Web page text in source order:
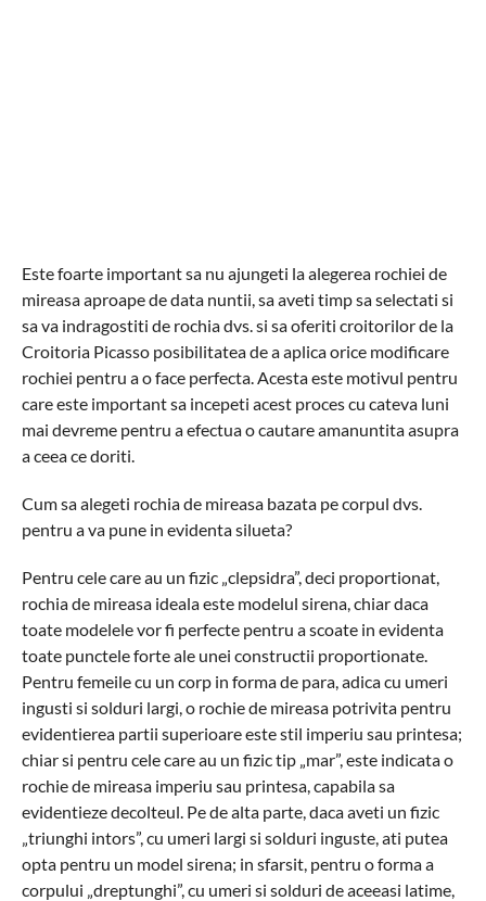
Este foarte important sa nu ajungeti la alegerea rochiei de
mireasa aproape de data nuntii, sa aveti timp sa selectati si
sa va indragostiti de rochia dvs. si sa oferiti croitorilor de la
Croitoria Picasso posibilitatea de a aplica orice modificare
rochiei pentru a o face perfecta. Acesta este motivul pentru
care este important sa incepeti acest proces cu cateva luni
mai devreme pentru a efectua o cautare amanuntita asupra
a ceea ce doriti.
Cum sa alegeti rochia de mireasa bazata pe corpul dvs.
pentru a va pune in evidenta silueta?
Pentru cele care au un fizic „clepsidra”, deci proportionat,
rochia de mireasa ideala este modelul sirena, chiar daca
toate modelele vor fi perfecte pentru a scoate in evidenta
toate punctele forte ale unei constructii proportionate.
Pentru femeile cu un corp in forma de para, adica cu umeri
ingusti si solduri largi, o rochie de mireasa potrivita pentru
evidentierea partii superioare este stil imperiu sau printesa;
chiar si pentru cele care au un fizic tip „mar”, este indicata o
rochie de mireasa imperiu sau printesa, capabila sa
evidentieze decolteul. Pe de alta parte, daca aveti un fizic
„triunghi intors”, cu umeri largi si solduri inguste, ati putea
opta pentru un model sirena; in sfarsit, pentru o forma a
corpului „dreptunghi”, cu umeri si solduri de aceeasi latime,